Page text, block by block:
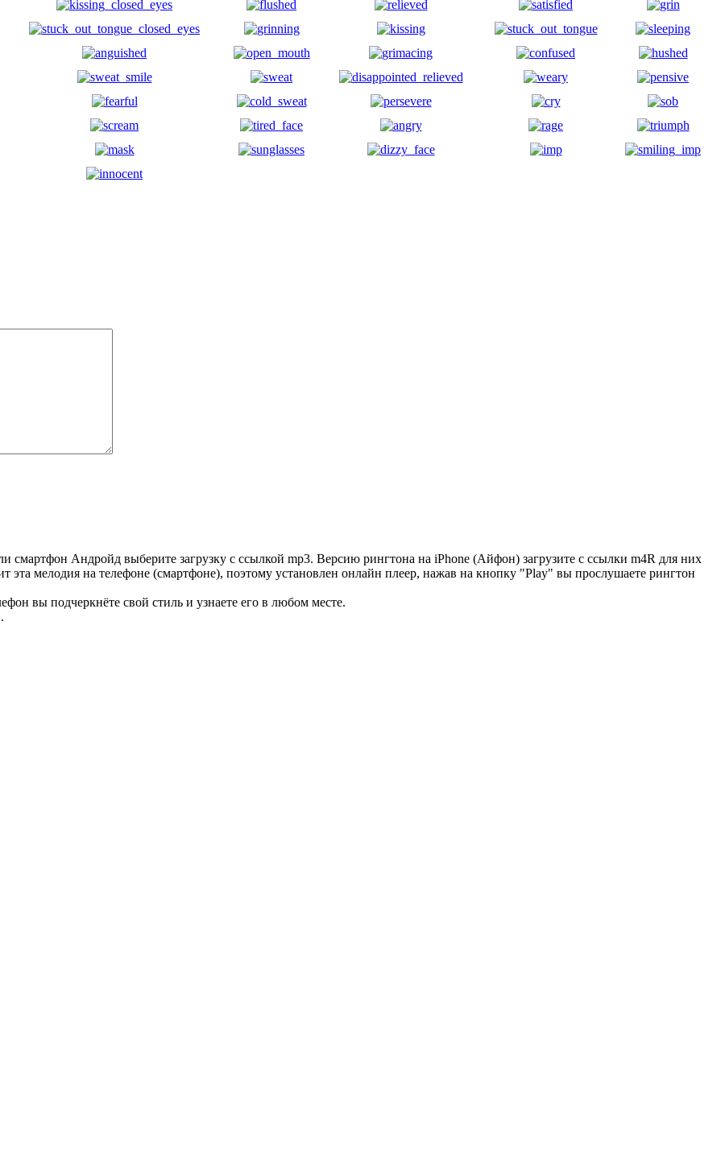
смартфон Андройд выберите загрузку с ссылкой mp3. Версию рингтона на iPhone (Айфон) загрузите с ссылки m4R для них
эта мелодия на телефоне (смартфоне), поэтому установлен онлайн плеер, нажав на кнопку "Play" вы прослушаете рингтон
вы подчеркнёте свой стиль и узнаете его в любом месте.